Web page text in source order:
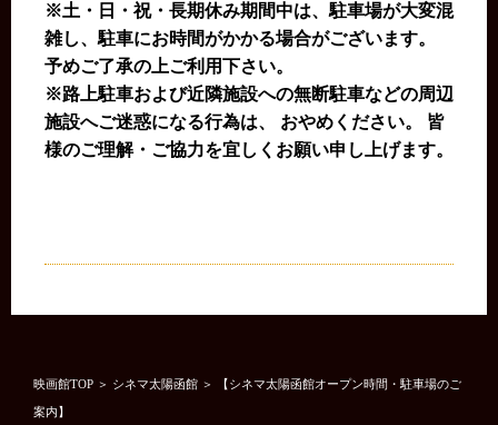
※土・日・祝・長期休み期間中は、駐車場が大変混
雑し、駐車にお時間がかかる場合がございます。
予めご了承の上ご利用下さい。
※路上駐車および近隣施設への無断駐車などの周辺
施設へご迷惑になる行為は、 おやめください。 皆
様のご理解・ご協力を宜しくお願い申し上げます。
映画館TOP ＞ シネマ太陽函館 ＞ 【シネマ太陽函館オープン時間・駐車場のご
案内】